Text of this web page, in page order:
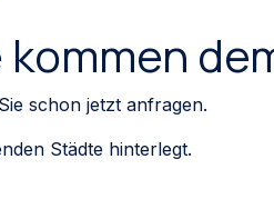
kommen
schon jetzt anfragen.
Städte hinterlegt.